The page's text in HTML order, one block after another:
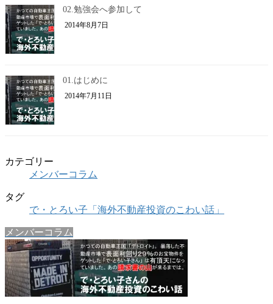
02.勉強会へ参加して
2014年8月7日
01.はじめに
2014年7月11日
カテゴリー
メンバーコラム
タグ
で・とろい子「海外不動産投資のこわい話」
メンバーコラム